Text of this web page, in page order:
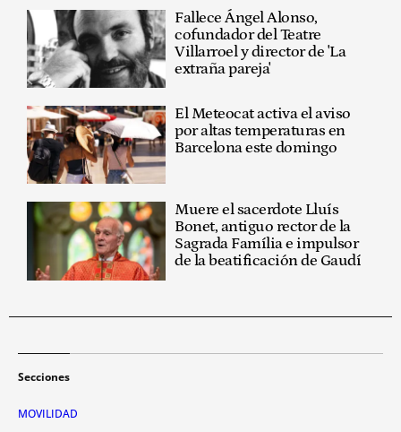
Fallece Ángel Alonso,
cofundador del Teatre
Villarroel y director de 'La
extraña pareja'
El Meteocat activa el aviso
por altas temperaturas en
Barcelona este domingo
Muere el sacerdote Lluís
Bonet, antiguo rector de la
Sagrada Família e impulsor
de la beatificación de Gaudí
Secciones
MOVILIDAD